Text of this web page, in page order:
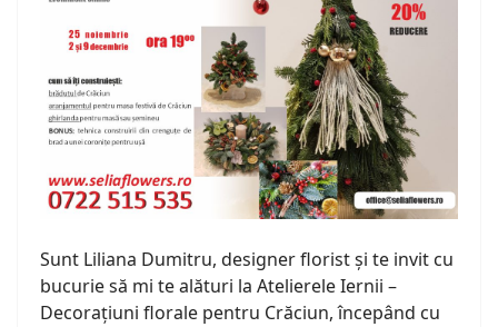
Sunt Liliana Dumitru, designer florist și te invit cu
bucurie să mi te alături la Atelierele Iernii –
Decorațiuni florale pentru Crăciun, începând cu